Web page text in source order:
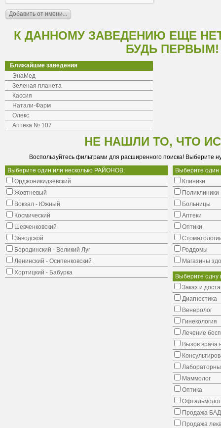
К ДАННОМУ ЗАВЕДЕНИЮ ЕЩЕ
БУДЬ ПЕРВЫМ!
Ближайшие заведения
ЭнаМед
Зеленая планета
Кассия
Натали-Фарм
Олекс
Аптека № 107
НЕ НАШЛИ ТО, ЧТО
Воспользуйтесь фильтрами для расширенного поиска! Выберите
Выберите один или несколько РАЙОНОВ:
Орджоникидзевский
Жовтневый
Вокзал - Южный
Космический
Шевченковский
Заводской
Бородинский - Великий Луг
Ленинский - Осипенковский
Хортицкий - Бабурка
Выберите
Клиники
Поликлиники
Больницы
Аптеки
Оптики
Роддомы
Магазины
Выберите одну
Заказ и
Диагностика
Венеролог
Гинекология
Лечение
Вызов врача
Маммолог
Оптика
Офтальмолог
Продажа
Продажа